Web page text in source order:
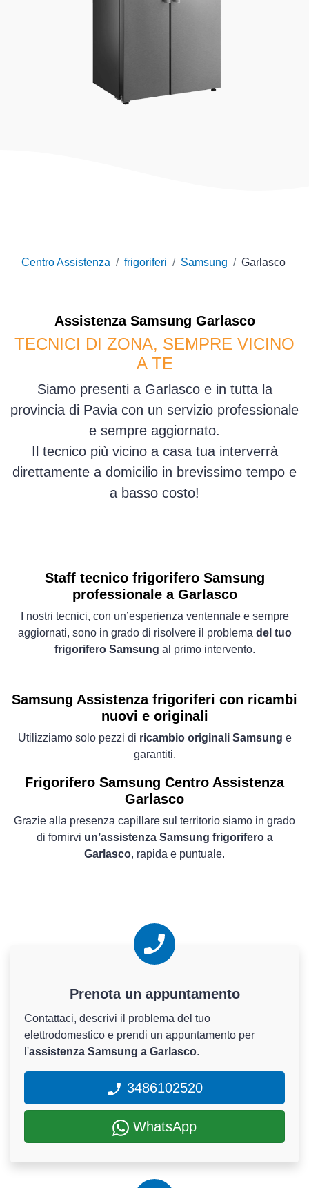
Centro Assistenza frigoriferi Samsung Garlasco
Assistenza Samsung Garlasco
TECNICI DI ZONA, SEMPRE VICINO
A TE
Siamo presenti a Garlasco e in tutta la
provincia di Pavia con un servizio professionale
e sempre aggiornato.
Il tecnico più vicino a casa tua interverrà
direttamente a domicilio in brevissimo tempo e
a basso costo!
Staff tecnico frigorifero Samsung
professionale a Garlasco
I nostri tecnici, con un’esperienza ventennale e sempre
aggiornati, sono in grado di risolvere il problema del tuo
frigorifero Samsung al primo intervento.
Samsung Assistenza frigoriferi con ricambi
nuovi e originali
Utilizziamo solo pezzi di ricambio originali Samsung e
garantiti.
Frigorifero Samsung Centro Assistenza
Garlasco
Grazie alla presenza capillare sul territorio siamo in grado
di fornirvi un’assistenza Samsung frigorifero a
Garlasco, rapida e puntuale.
Prenota un appuntamento
Contattaci, descrivi il problema del tuo
elettrodomestico e prendi un appuntamento per
l'assistenza Samsung a Garlasco.
3486102520
WhatsApp